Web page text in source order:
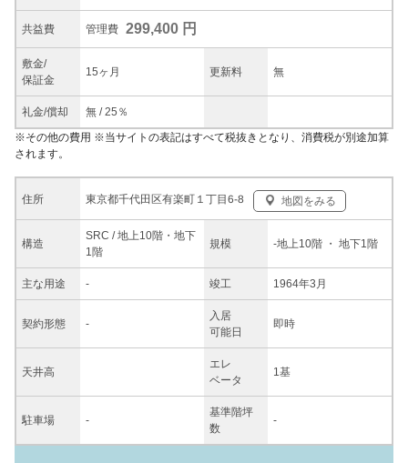
共益費 管理費 299,400 円
敷金/
保証金
15ヶ月 更新料 無
礼金/償却 無 /25％
住所 東京都千代田区有楽町１丁目6-8 地図をみる
構造
SRC / 地上10階・地下
1階
規模 -地上10階 ・ 地下1階
主な用途 - 竣工 1964年3月
契約形態 -
入居
可能日
即時
天井高
エレ
ベータ
1基
駐車場 -
基準階坪
数
-
※その他の費用 ※当サイトの表記はすべて税抜きとなり、消費税が別途加算
されます。